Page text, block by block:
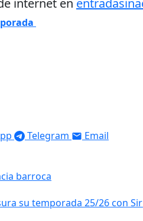
Telegram Email
barroca
su temporada 25/26 con